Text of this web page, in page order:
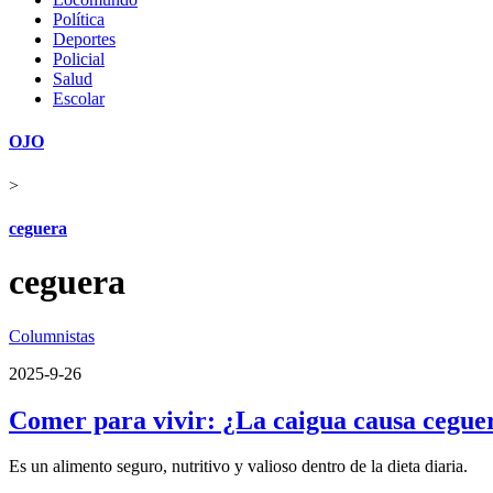
Política
Deportes
Policial
Salud
Escolar
OJO
>
ceguera
ceguera
Columnistas
2025-9-26
Comer para vivir: ¿La caigua causa
Es un alimento seguro, nutritivo y valioso dentro de la dieta diaria.